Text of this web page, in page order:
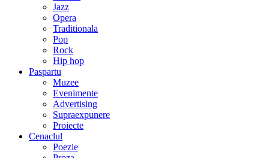
Jazz
Opera
Traditionala
Pop
Rock
Hip hop
Paspartu
Muzee
Evenimente
Advertising
Supraexpunere
Proiecte
Cenaclul
Poezie